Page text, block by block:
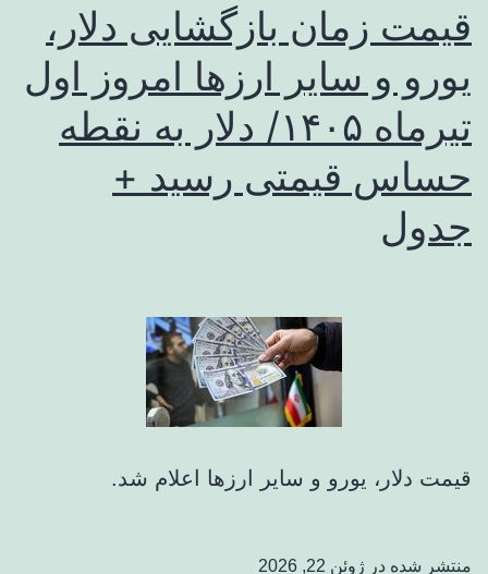
قیمت زمان بازگشایی دلار،
یورو و سایر ارزها امروز اول
تیرماه ۱۴۰۵/ دلار به نقطه
حساس قیمتی رسید +
جدول
قیمت دلار، یورو و سایر ارزها اعلام شد.
منتشر شده در ژوئن 22, 2026